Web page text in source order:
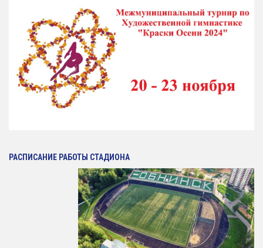
РАСПИСАНИЕ РАБОТЫ СТАДИОНА